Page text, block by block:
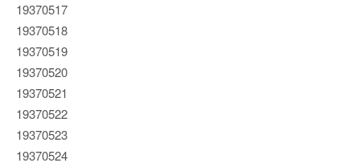
19370517
19370518
19370519
19370520
19370521
19370522
19370523
19370524